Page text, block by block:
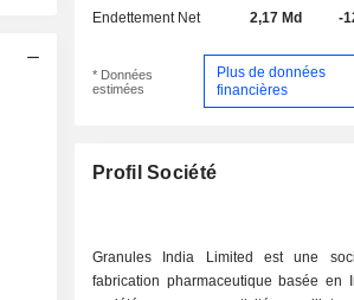
Endettement Net 2,17 Md -
* Données
estimées
Plus de données
financières
Profil Société
Granules India Limited est une
fabrication pharmaceutique basée en